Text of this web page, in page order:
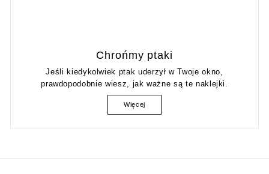
Chrońmy ptaki
Jeśli kiedykolwiek ptak uderzył w Twoje okno,
prawdopodobnie wiesz, jak ważne są te naklejki.
Więcej